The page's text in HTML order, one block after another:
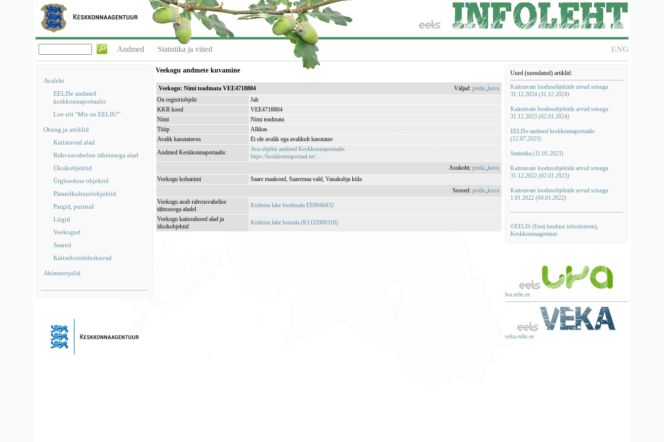
ENG
Andmed Statistika ja viited
Avaleht
EELISe andmed
keskkonnaportaalis
Loe siit "Mis on EELIS?"
Otsing ja artiklid
Kaitstavad alad
Rahvusvahelise tähtsusega alad
Üksikobjektid
Ürglooduse objektid
Pärandkultuuriobjektid
Pargid, puistud
Liigid
Veekogud
Saared
Kaitsekorralduskavad
Abimaterjalid
Uued (uuendatud) artiklid:
Kaitstavate loodusobjektide arvud seisuga
31.12.2024 (31.12.2024)
Kaitstavate loodusobjektide arvud seisuga
31.12.2023 (02.01.2024)
EELISe andmed keskkonnaportaalis
(12.07.2023)
Statistika (11.01.2023)
Kaitstavate loodusobjektide arvud seisuga
31.12.2022 (02.01.2023)
Kaitstavate loodusobjektide arvud seisuga
1.01.2022 (04.01.2022)
©EELIS (Eesti looduse infosüsteem),
Keskkonnaagentuur
lva.eelis.ee
veka.eelis.ee
Veekogu andmete kuvamine
Veekogu: Nimi teadmata VEE4718804 Väljad:peida ,kuva
On registriobjekt
Jah
KKR kood
VEE4718804
Nimi
Nimi teadmata
Tüüp
Allikas
Avalik kasutatavus
Ei ole avalik ega avalikult kasutatav
Andmed Keskkonnaportaalis:
Ava objekti andmed Keskkonnaportaalis
https://keskkonnaportaal.ee/...
Asukoht:peida ,kuva
Veekogu kohanimi
Saare maakond, Saaremaa vald, Vanakubja küla
Seosed:peida ,kuva
Veekogu asub rahvusvahelise
tähtsusega aladel
Küdema lahe loodusala EE0040432
Veekogu kaitsealused alad ja
üksikobjektid
Küdema lahe hoiuala (KLO2000318)